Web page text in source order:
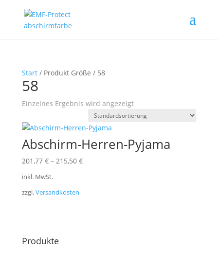
Start/ Produkt Größe / 58
58
Einzelnes Ergebnis wird angezeigt
Abschirm-Herren-Pyjama
201,77 €– 215,50 €
inkl. MwSt.
zzgl.Versandkosten
Produkte